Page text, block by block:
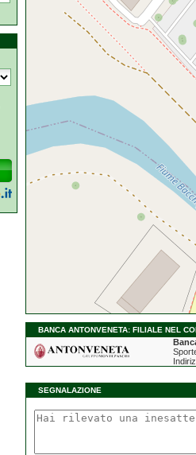
BANCA ANTONVENETA: FILIALE NEL
SEGNALAZIONE